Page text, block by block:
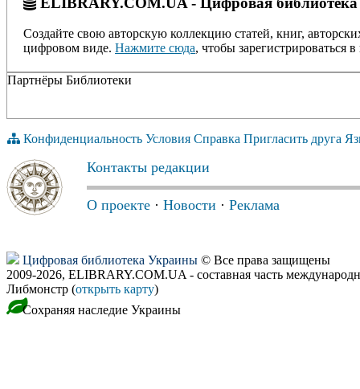
Создайте свою авторскую коллекцию статей, книг,
цифровом виде. Нажмите сюда, чтобы зарегистрироваться в
Партнёры Библиотеки
Конфиденциальность Условия Справка Пригласить друга
Контакты редакции
О проекте · Новости · Реклама
Цифровая библиотека Украины © Все права защищены
2009-2026, ELIBRARY.COM.UA - составная часть
Либмонстр (открыть карту)
Сохраняя наследие Украины